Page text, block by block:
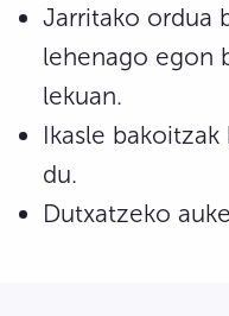
Jarritako ordua
lehenago egon
lekuan.
Ikasle
du.
Dutxatzeko